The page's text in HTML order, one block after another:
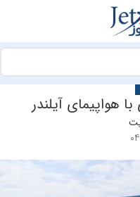
هواپيماي آیلندر